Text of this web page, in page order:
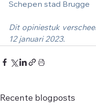
Schepen stad Brugge
Dit opiniestuk
12 januari 2023.
Recente blogposts